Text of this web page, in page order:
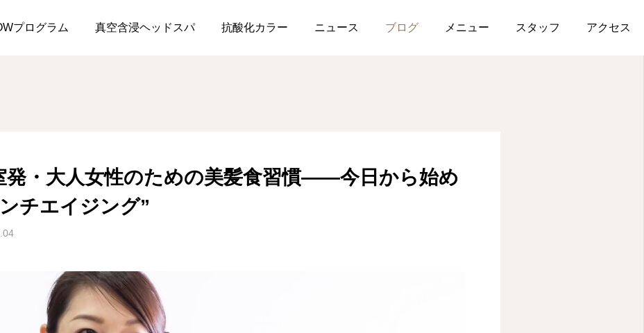
プログラム 真空含浸ヘッドスパ 抗酸化カラー ニュース ブログ メニュー スタッフ アクセス
座の美容室発・大人女性のための美髪食習慣――今日から始める“食べるアンチエイジング”
発・大人女性のための美髪食習慣――今日から始め
チエイジング”